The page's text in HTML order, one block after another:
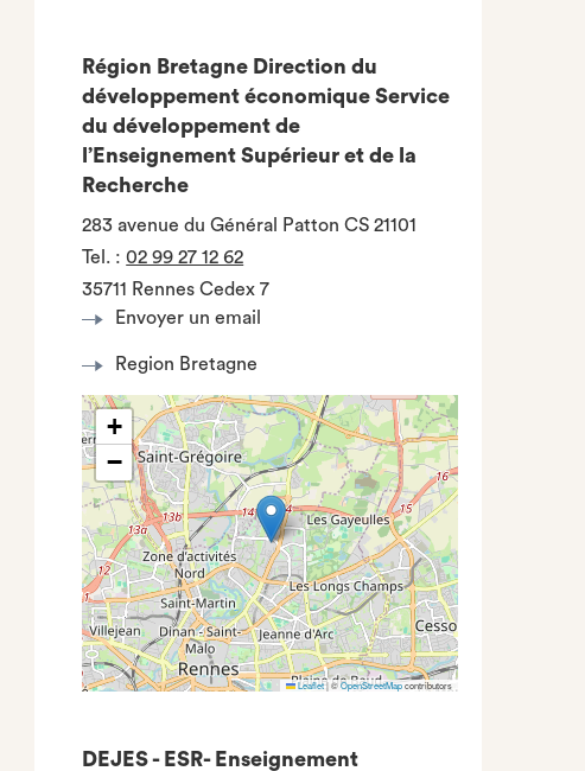
Région Bretagne Direction du
développement économique Service
du développement de
l’Enseignement Supérieur et de la
Recherche
283 avenue du Général Patton CS 21101
Tel. :02 99 27 12 62
35711 Rennes Cedex 7
Envoyer un email
Region Bretagne
+
−
Leaflet|©OpenStreetMapcontributors
DEJES - ESR- Enseignement